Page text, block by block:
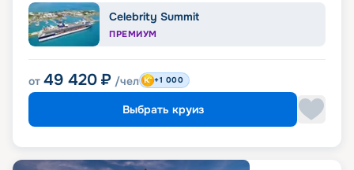
Celebrity Summit
ПРЕМИУМ
от 49 420 ₽ /чел +1 000
Выбрать круиз